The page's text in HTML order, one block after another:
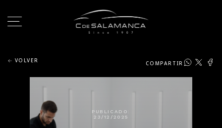
VOLVER COMPARTIR
PUBLICADO:
23/12/2025